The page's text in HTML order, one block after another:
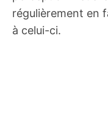
régulièrement en
à celui-ci.